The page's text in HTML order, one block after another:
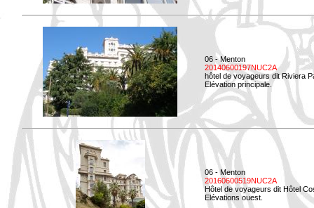
06 - Menton
20140600197NUC2A
hôtel de voyageurs dit Riviera
Elévation principale.
06 - Menton
20160600519NUC2A
Hôtel de voyageurs dit Hôtel
Elévations ouest.